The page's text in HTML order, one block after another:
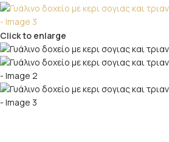
Click to enlarge